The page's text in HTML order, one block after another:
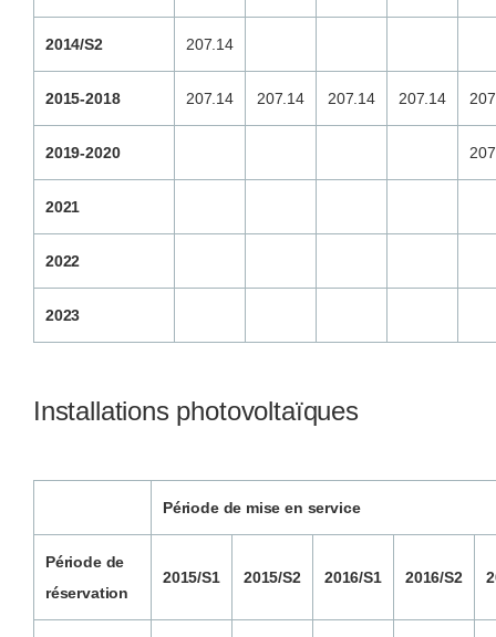
2014/S2 207.14
2015-2018 207.14 207.14 207.14 207.14
2019-2020
2021
2022
2023
Installations photovoltaïques
Période de mise en service
Période de
réservation
2015/S1 2015/S2 2016/S1 2016/S2